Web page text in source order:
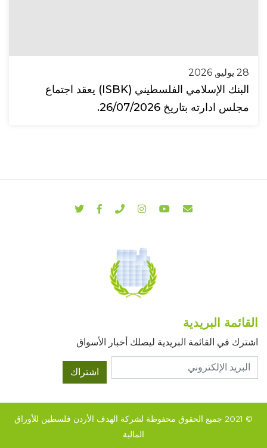
28 يوليو, 2026
البنك الإسلامي الفلسطيني (ISBK) يعقد اجتماع
مجلس ادارته بتاريخ 26/07/2026.
القائمة البريدية
اشترك في القائمة البريدية ليصلك أخبار الأسواق
اشتراك
© 2021 جميع الحقوق محفوظة لشركة الهدف الأردن فلسطين للأوراق
المالية